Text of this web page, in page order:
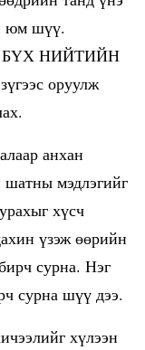
юм шүү.
БҮХ НИЙТИЙН
оруулж
анхан
шатны мэдлэгийг
хүсч
үзэж өөрийн
сурна. Нэг
сурна шүү дээ.
хүлээн